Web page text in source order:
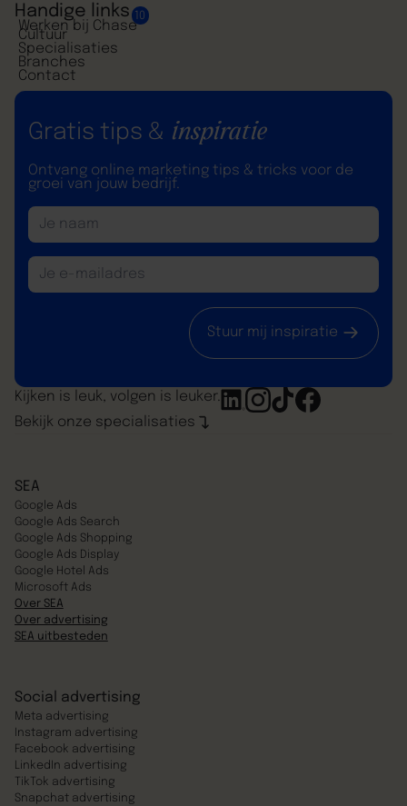
Handige links
Werken bij Chase
10
Cultuur
Specialisaties
Branches
Contact
Gratis tips & inspiratie
Ontvang online marketing tips & tricks voor de
groei van jouw bedrijf.
Stuur mij inspiratie
Bekijk onze specialisaties
Kijken is leuk, volgen is leuker.
SEA
Google Ads
Google Ads Search
Google Ads Shopping
Google Ads Display
Google Hotel Ads
Microsoft Ads
Over SEA
Over advertising
SEA uitbesteden
Social advertising
Meta advertising
Instagram advertising
Facebook advertising
LinkedIn advertising
TikTok advertising
Snapchat advertising